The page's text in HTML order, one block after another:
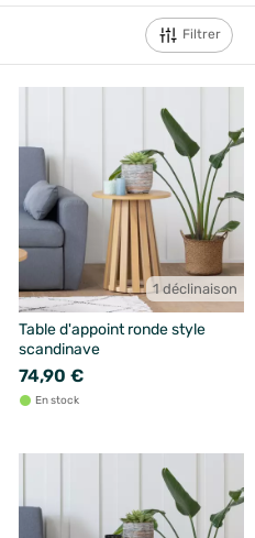
Filtrer
1 déclinaison
Table d'appoint ronde style
scandinave
74,90 €
En stock